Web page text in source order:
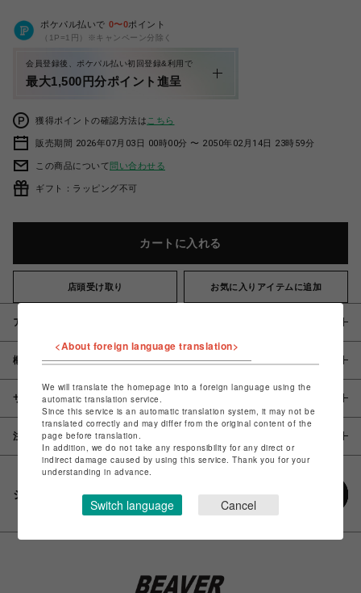
ポケパル払いで 0〜0ポイント
（1P=1円）※キャンペーン分除く
会員登録後、ポケパル払い初回登録&利用で
最大1,500円分ポイント進呈
獲得ポイントの確認方法は こちら
販売期間 2026年07月03日 00時00分 〜 2050年02月14日 23時59分
この商品について問い合わせる
ギフト：ラッピング不可
カートに入れる
店頭受け取り お気に入りアイテムに追加
アイテム説明 / 素材
概要
サイズ
注意事項
シェアする
<About foreign language translation>
We will translate the homepage into a foreign language using the
automatic translation service.
Since this service is an automatic translation system, it may not be
translated correctly and may differ from the original content of the
page before translation.
In addition, we do not take any responsibility for any direct or
indirect damage caused by using this service. Thank you for your
understanding in advance.
Switch language Cancel